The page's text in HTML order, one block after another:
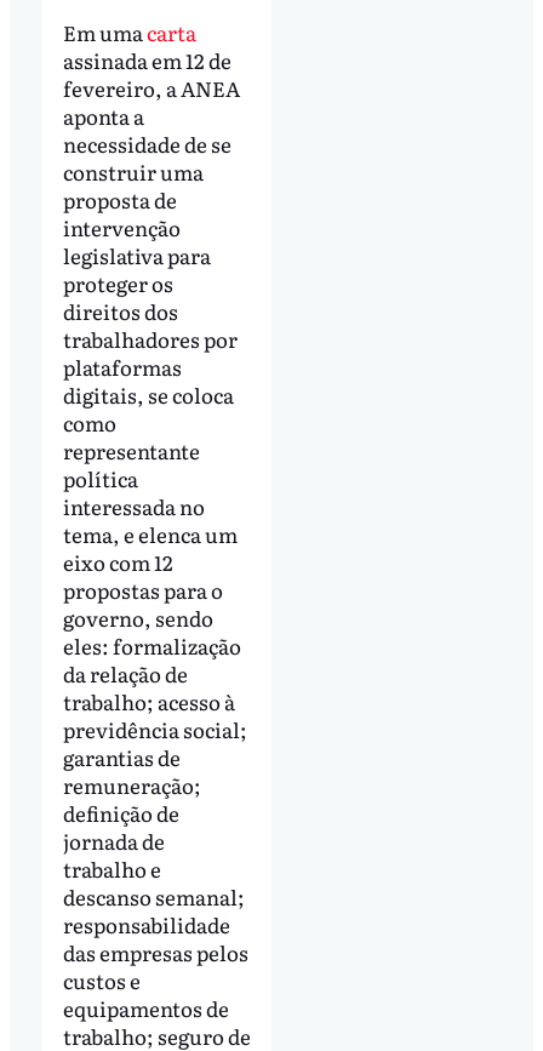
Em umacarta
assinada em 12 de
fevereiro, a ANEA
aponta a
necessidade de se
construir uma
proposta de
intervenção
legislativa para
proteger os
direitos dos
trabalhadores por
plataformas
digitais, se coloca
como
representante
política
interessada no
tema, e elenca um
eixo com 12
propostas para o
governo, sendo
eles: formalização
da relação de
trabalho; acesso à
previdência social;
garantias de
remuneração;
definição de
jornada de
trabalho e
descanso semanal;
responsabilidade
das empresas pelos
custos e
equipamentos de
trabalho; seguro de